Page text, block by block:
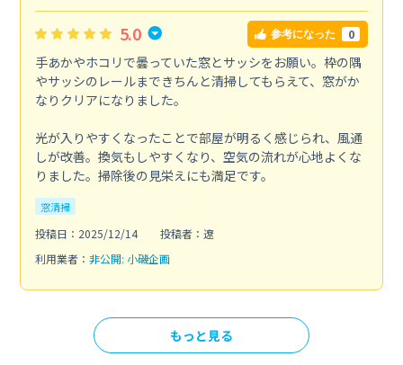
5.0 参考になった 0
手あかやホコリで曇っていた窓とサッシをお願い。枠の隅
やサッシのレールまできちんと清掃してもらえて、窓がか
なりクリアになりました。
光が入りやすくなったことで部屋が明るく感じられ、風通
しが改善。換気もしやすくなり、空気の流れが心地よくな
りました。掃除後の見栄えにも満足です。
窓清掃
投稿日：2025/12/14
投稿者：遼
利用業者： 非公開: 小磯企画
もっと見る